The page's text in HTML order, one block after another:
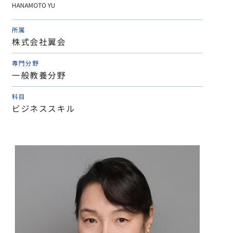
HANAMOTO YU
所属
株式会社翼会
専門分野
一般教養分野
科目
ビジネススキル